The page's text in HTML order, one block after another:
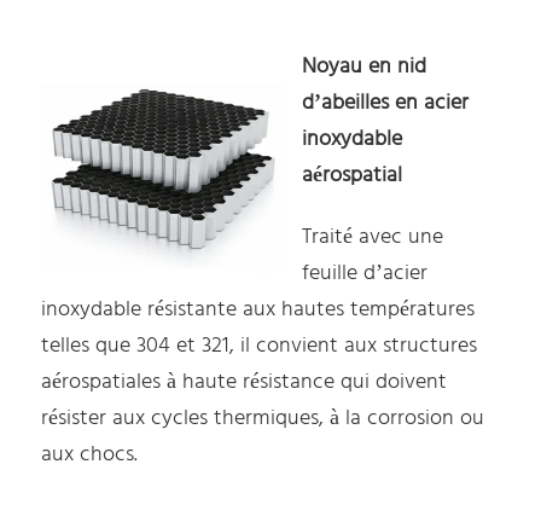
Noyau en nid
d’abeilles en acier
inoxydable
aérospatial
Traité avec une
feuille d’acier
inoxydable résistante aux hautes températures
telles que 304 et 321, il convient aux structures
aérospatiales à haute résistance qui doivent
résister aux cycles thermiques, à la corrosion ou
aux chocs.